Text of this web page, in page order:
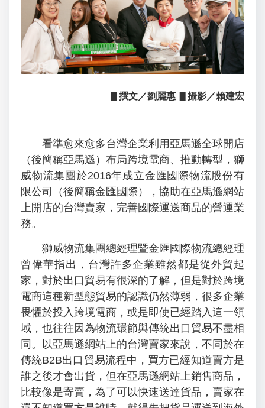
▋撰文／劉麗惠 ▋攝影／賴建宏
看準愈來愈多台灣企業利用亞馬遜全球開店
（後簡稱亞馬遜）布局跨境電商、推動轉型，獅
威物流集團於2016年成立金匯國際物流股份有
限公司（後簡稱金匯國際），協助在亞馬遜網站
上開店的台灣賣家，完善國際運送商品的營運業
務。
獅威物流集團總經理暨金匯國際物流總經理
曾偉華指出，台灣許多企業雖然都是從外貿起
家，對於出口貿易有很深的了解，但是對於跨境
電商這種新型態貿易的認識仍然薄弱，很多企業
畏懼於投入跨境電商，或是即使已經踏入這一領
域，也往往因為物流環節與傳統出口貿易不盡相
同。以亞馬遜網站上的台灣賣家來說，不同於在
傳統B2B出口貿易流程中，買方已經知道賣方是
誰之後才會出貨，但在亞馬遜網站上銷售商品，
比較像是寄賣，為了可以快速送達貨品，賣家在